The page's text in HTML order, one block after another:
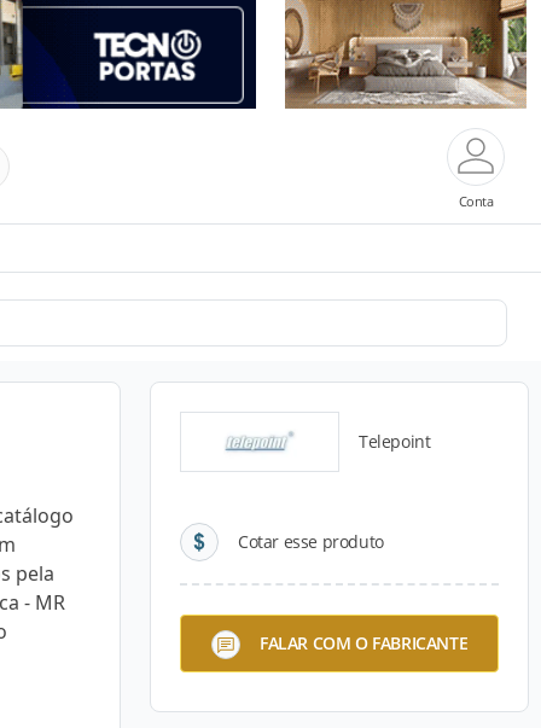
Conta
pela
- MR
Telepoint
Cotar esse produto
FALAR COM O FABRICANTE